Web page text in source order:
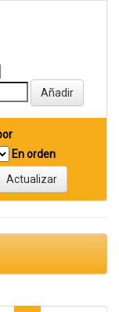
En orden